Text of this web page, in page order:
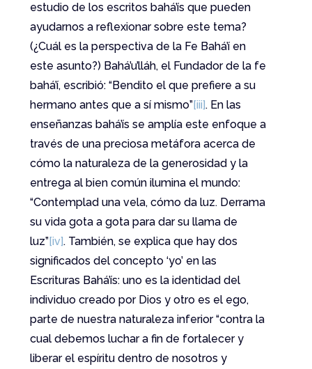
estudio de los escritos bahá’ís que pueden
ayudarnos a reflexionar sobre este tema?
(¿Cuál es la perspectiva de la Fe Bahá’í en
este asunto?) Bahá’u’lláh, el Fundador de la fe
bahá’í, escribió: “Bendito el que prefiere a su
hermano antes que a sí mismo”[iii]. En las
enseñanzas bahá’ís se amplía este enfoque a
través de una preciosa metáfora acerca de
cómo la naturaleza de la generosidad y la
entrega al bien común ilumina el mundo:
“Contemplad una vela, cómo da luz. Derrama
su vida gota a gota para dar su llama de
luz”[iv]. También, se explica que hay dos
significados del concepto ‘yo’ en las
Escrituras Bahá’ís: uno es la identidad del
individuo creado por Dios y otro es el ego,
parte de nuestra naturaleza inferior “contra la
cual debemos luchar a fin de fortalecer y
liberar el espíritu dentro de nosotros y